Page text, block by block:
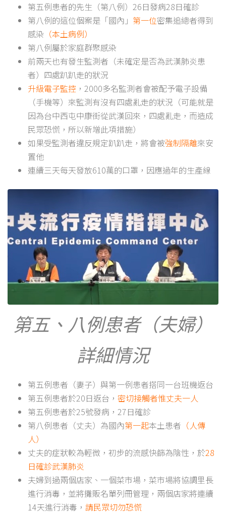
第五例患者的先生（第八例）26日發病28日確診
第八例的這位個案是「國內」 第一位密集追總者得到
感染 （本土病例）
第八例屬於家庭群聚感染
前兩天也有發生監測者（未確定是否為武漢肺炎患
者）四處趴趴走的狀況
升級電子監控 ，2000多名監測者會被配予電子設備
（手機等）來監測有沒有四處亂走的狀況（可能就是
因為台中西屯中康街從武漢回來，四處亂走，而造成
民眾恐慌，所以新增此項措施）
如果受監測者違反規定趴趴走，將會被強制隔離來安
置他
連續三天每天發放610萬的口罩，因應過年的生產線
第五、八例患者（夫婦）
詳細情況
第五例患者（妻子）與第一例患者搭同一台班機返台
第五例患者於20日返台， 密切接觸者惟丈夫一人
第五例患者於25號發病，27日確診
第八例患者（丈夫）為國內第一起本土患者 （人傳
人）
丈夫的症狀較為輕微，初步的流感快篩為陰性，於28
日確診武漢肺炎
夫婦到過兩個店家、一個菜市場，菜市場將協調里長
進行消毒，並將攤販名單列冊管理，兩個店家將連續
14天進行消毒， 請民眾切勿恐慌